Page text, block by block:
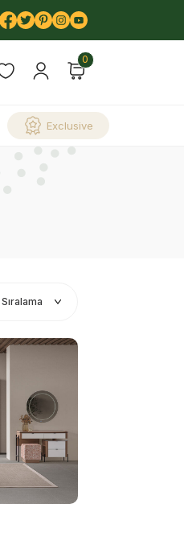
0
Exclusive